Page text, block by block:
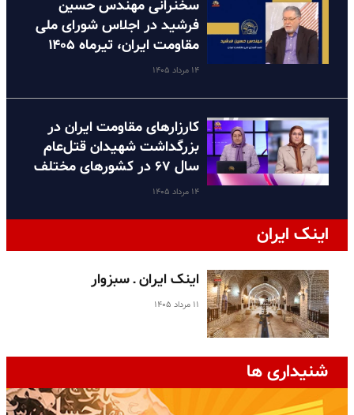
سخنرانی مهندس حسین
فرشید در اجلاس شورای ملی
مقاومت ایران، تیرماه ۱۴۰۵
۱۴ مرداد ۱۴۰۵
کارزارهای مقاومت ایران در
بزرگداشت شهیدان قتل‌عام
سال ۶۷ در کشورهای مختلف
۱۴ مرداد ۱۴۰۵
اینک ایران
اینک ایران ـ سبزوار
۱۱ مرداد ۱۴۰۵
شنیداری ها